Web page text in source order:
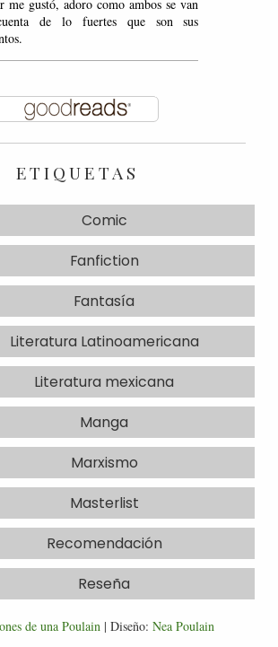
me gustó, adoro como ambos se van
de lo fuertes que son sus
ETIQUETAS
Comic
Fanfiction
Fantasía
Literatura Latinoamericana
Literatura mexicana
Manga
Marxismo
Masterlist
Recomendación
Reseña
de una Poulain| Diseño: Nea Poulain